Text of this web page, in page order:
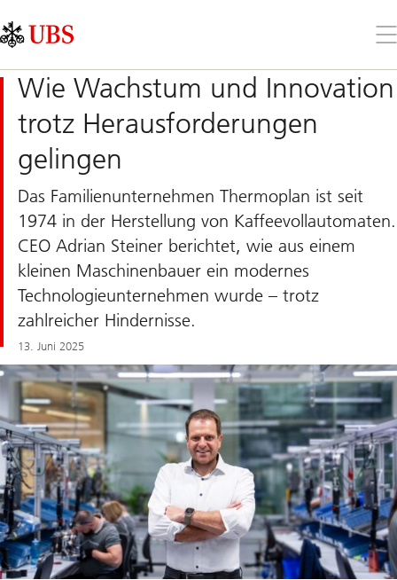
Links
Area
Sie
Wie Wachstum und Innovation
trotz Herausforderungen
gelingen
Das Familienunternehmen Thermoplan ist seit
1974 in der Herstellung von Kaffeevollautomaten.
CEO Adrian Steiner berichtet, wie aus einem
kleinen Maschinenbauer ein modernes
Technologieunternehmen wurde – trotz
zahlreicher Hindernisse.
13. Juni 2025